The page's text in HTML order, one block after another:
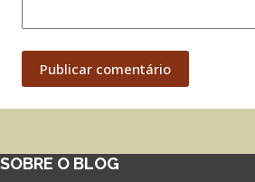
Publicar comentário
SOBRE O BLOG